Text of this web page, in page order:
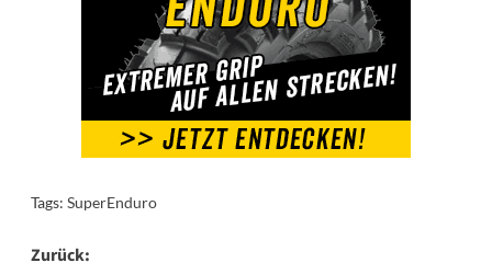
Tags: SuperEnduro
Beitragsnavigation
Zurück: